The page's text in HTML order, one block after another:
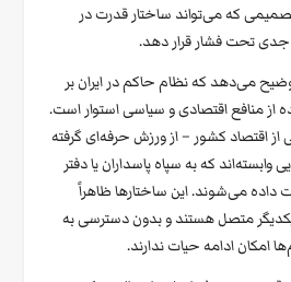
که می‌تواند ساختار قدرت در
تحت فشار قرار دهد.
می‌دهد که نظام حاکم در ایران بر
از منافع اقتصادی و سیاسی استوار است.
اقتصاد کشور – از ورزش حرفه‌ای گرفته
وابسته‌اند که به سپاه پاسداران یا دفتر
می‌شوند. این ساختارها ظاهراً
متصل هستند و بدون دسترسی به
امکان ادامه حیات ندارند.